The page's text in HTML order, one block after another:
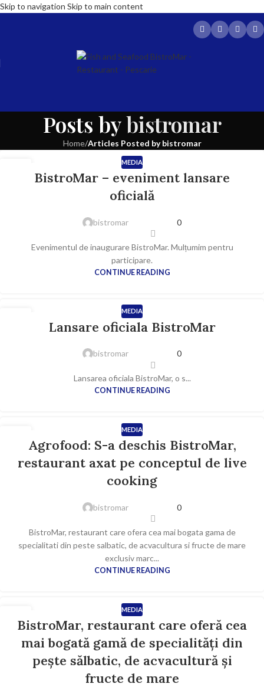
Skip to navigation Skip to main content
Posts bybistromar
Home/Articles Posted by bistromar
MEDIA
BistroMar – eveniment lansare
oficială
bistromar 0
Evenimentul de inaugurare BistroMar. Mulțumim pentru
participare.
CONTINUE READING
MEDIA
Lansare oficiala BistroMar
bistromar 0
Lansarea oficiala BistroMar, o s...
CONTINUE READING
MEDIA
Agrofood: S-a deschis BistroMar,
restaurant axat pe conceptul de live
cooking
bistromar 0
BistroMar, restaurant care ofera cea mai bogata gama de
specialitati din peste salbatic, de acvacultura si fructe de mare
exclusiv marc...
CONTINUE READING
IUN.
MEDIA
BistroMar, restaurant care oferă cea
mai bogată gamă de specialități din
pește sălbatic, de acvacultură și
fructe de mare